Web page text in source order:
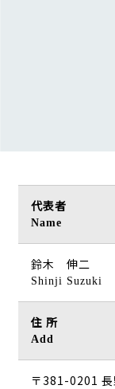
代表者
Name
鈴木 伸二
Shinji Suzuki
住 所
Add
〒381-0201